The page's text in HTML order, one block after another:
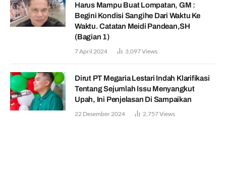
Harus Mampu Buat Lompatan, GM :
Begini Kondisi Sangihe Dari Waktu Ke
Waktu. Catatan Meidi Pandean,SH
(Bagian 1)
7 April 2024 3,097Views
Dirut PT Megaria Lestari Indah Klarifikasi
Tentang Sejumlah Issu Menyangkut
Upah, Ini Penjelasan Di Sampaikan
22 Desember 2024 2,757Views